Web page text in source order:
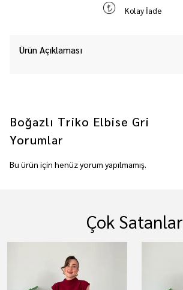
Kolay İade
Ürün Açıklaması
Boğazlı Triko Elbise Gri
Yorumlar
Bu ürün için henüz yorum yapılmamış.
Çok Satanlar